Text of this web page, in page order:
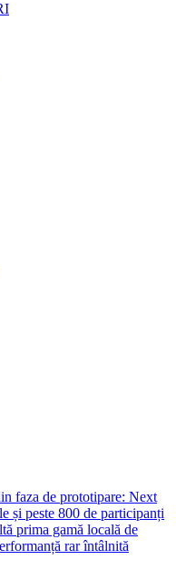
faza de prototipare: Next
și peste 800 de participanți
prima gamă locală de
rar întâlnită